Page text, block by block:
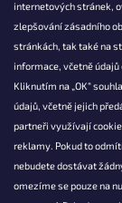
internetových stránek,
zlepšování zásadního
stránkách, tak také na
informace, včetně
Kliknutím na „OK“
údajů, včetně jejich
partneři využívají
reklamy. Pokud to
nebudete dostávat
omezíme se pouze na
KONTAKT
Falanzo.cz
FalanzoCZ